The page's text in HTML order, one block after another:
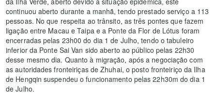
continuou aberto durante a manhã, tendo prestado serviço a 113
pessoas. No que respeita ao trânsito, as três pontes que fazem
ligação entre Macau e Taipa e a Ponte da Flor de Lótus foram
encerradas pelas 23h00 do dia 1 de Julho, tendo o tabuleiro
inferior da Ponte Sai Van sido aberto ao público pelas 22h30
desse mesmo dia. Quanto à migração, após a negociação com
as autoridades fronteiriças de Zhuhai, o posto fronteiriço da Ilha
de Hengqin suspendeu o funcionamento pelas 22h30m do dia 1
de Julho.